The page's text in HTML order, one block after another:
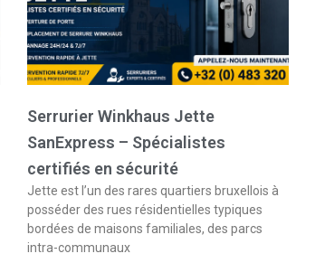
Serrurier Winkhaus Jette
SanExpress – Spécialistes
certifiés en sécurité
Jette est l’un des rares quartiers bruxellois à
posséder des rues résidentielles typiques
bordées de maisons familiales, des parcs
intra-communaux